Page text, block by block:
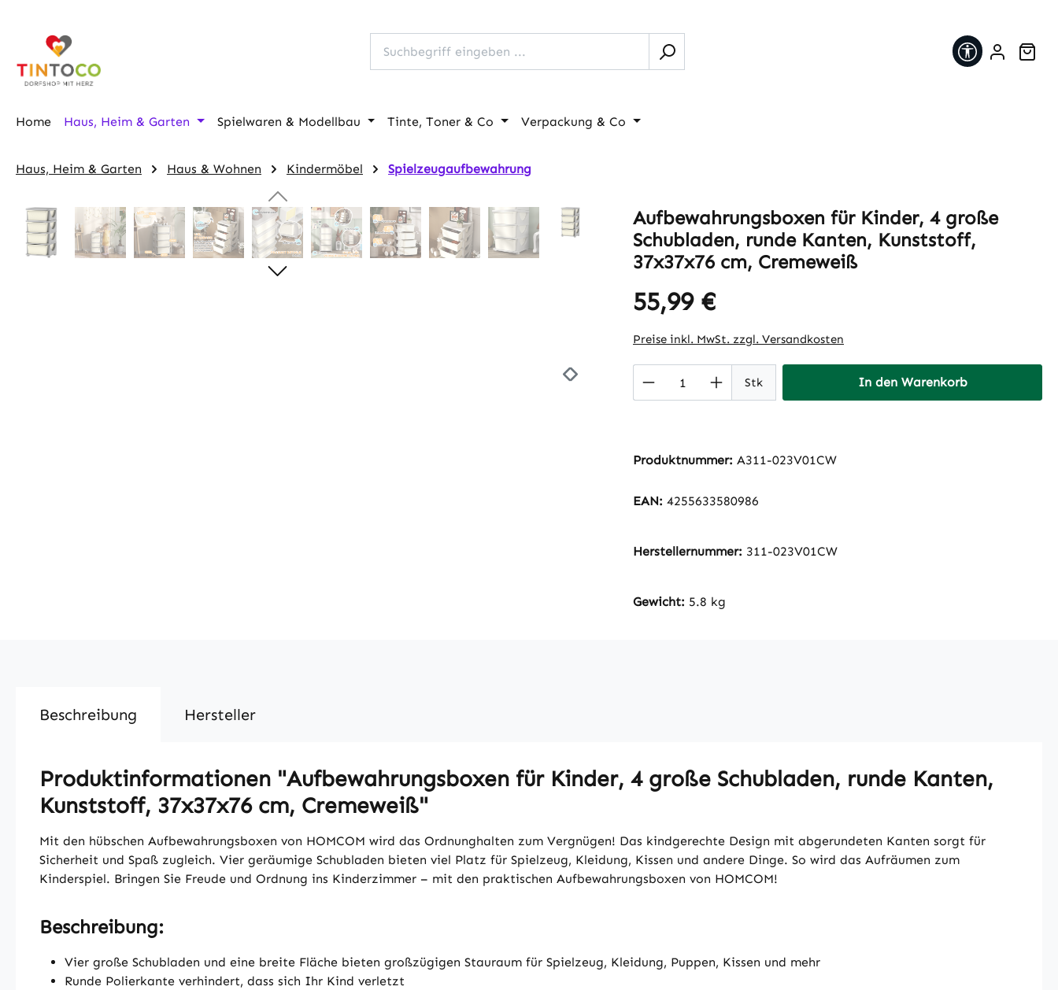
Home Haus, Heim & Garten Spielwaren & Modellbau Tinte, Toner & Co Verpackung & Co
Haus, Heim & Garten Haus & Wohnen Kindermöbel Spielzeugaufbewahrung
Aufbewahrungsboxen für Kinder, 4 große
Schubladen, runde Kanten, Kunststoff,
37x37x76 cm, Cremeweiß
Regulärer Preis:
55,99 €
Preise inkl. MwSt. zzgl. Versandkosten
Produkt Anzahl: Gib den gewünschten Wert
Stk In den Warenkorb
Produktnummer: A311-023V01CW
EAN: 4255633580986
Herstellernummer: 311-023V01CW
Gewicht: 5.8 kg
Beschreibung Hersteller
Produktinformationen "Aufbewahrungsboxen für Kinder, 4 große Schubladen, runde Kanten,
Kunststoff, 37x37x76 cm, Cremeweiß"
Mit den hübschen Aufbewahrungsboxen von HOMCOM wird das Ordnunghalten zum Vergnügen! Das kindgerechte Design mit abgerundeten Kanten sorgt für
Sicherheit und Spaß zugleich. Vier geräumige Schubladen bieten viel Platz für Spielzeug, Kleidung, Kissen und andere Dinge. So wird das Aufräumen zum
Kinderspiel. Bringen Sie Freude und Ordnung ins Kinderzimmer – mit den praktischen Aufbewahrungsboxen von HOMCOM!
Beschreibung:
Vier große Schubladen und eine breite Fläche bieten großzügigen Stauraum für Spielzeug, Kleidung, Puppen, Kissen und mehr
Runde Polierkante verhindert, dass sich Ihr Kind verletzt